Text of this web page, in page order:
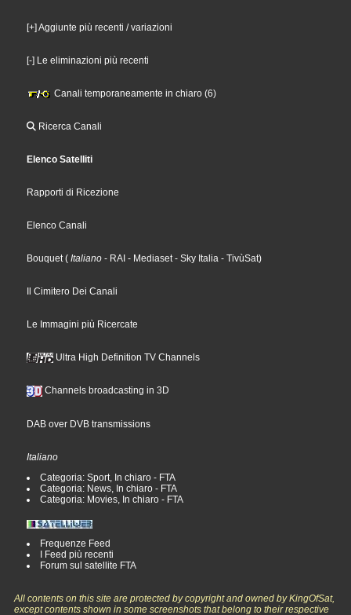
[+] Aggiunte più recenti / variazioni
[-] Le eliminazioni più recenti
Canali temporaneamente in chiaro (6)
Ricerca Canali
Elenco Satelliti
Rapporti di Ricezione
Elenco Canali
Bouquet( Italiano - RAI - Mediaset- Sky Italia - TivùSat)
Il Cimitero Dei Canali
Le Immagini più Ricercate
Ultra High Definition TV Channels
Channels broadcasting in 3D
DAB over DVB transmissions
Italiano
Categoria: Sport, In chiaro - FTA
Categoria: News, In chiaro - FTA
Categoria: Movies, In chiaro - FTA
Frequenze Feed
I Feed più recenti
Forum sul satellite FTA
All contents on this site are protected by copyright and owned by KingOfSat,
except contents shown in some screenshots that belong to their respective